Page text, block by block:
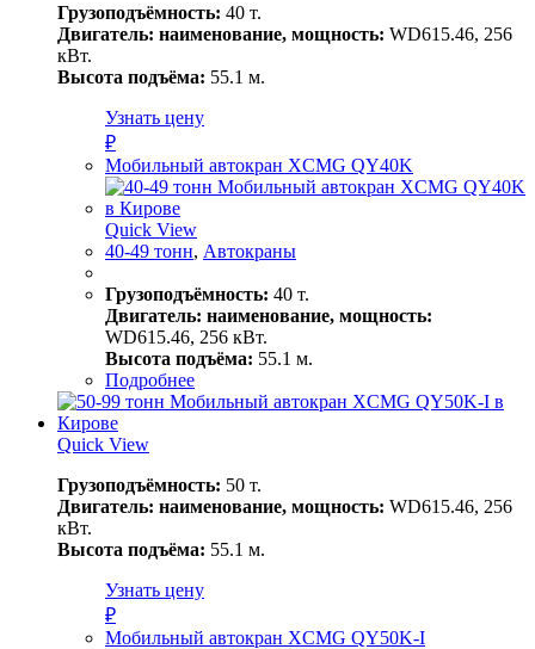
Грузоподъёмность: 40 т.
Двигатель: наименование, мощность: WD615.46, 256
кВт.
Высота подъёма: 55.1 м.
Узнать цену
₽
Мобильный автокран XCMG QY40K
Quick View
40-49 тонн, Автокраны
Грузоподъёмность: 40 т.
Двигатель: наименование, мощность:
WD615.46, 256 кВт.
Высота подъёма: 55.1 м.
Подробнее
Quick View
Грузоподъёмность: 50 т.
Двигатель: наименование, мощность: WD615.46, 256
кВт.
Высота подъёма: 55.1 м.
Узнать цену
₽
Мобильный автокран XCMG QY50K-I